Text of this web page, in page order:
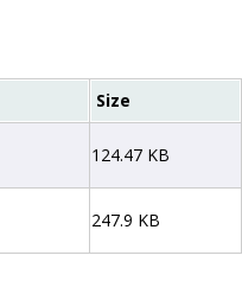
Size
124.47 KB
247.9 KB